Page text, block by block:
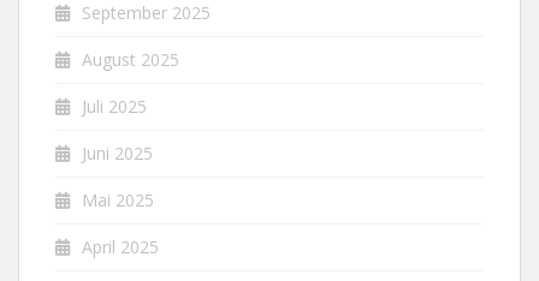
September 2025
August 2025
Juli 2025
Juni 2025
Mai 2025
April 2025